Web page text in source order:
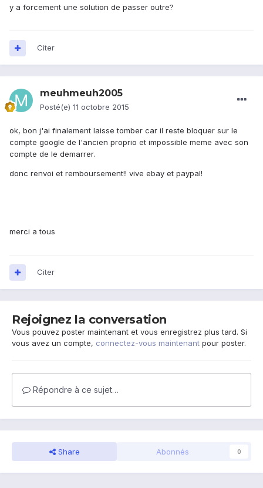
y a forcement une solution de passer outre?
Citer
meuhmeuh2005
Posté(e) 11 octobre 2015
ok, bon j'ai finalement laisse tomber car il reste bloquer sur le
compte google de l'ancien proprio et impossible meme avec son
compte de le demarrer.
donc renvoi et remboursement!! vive ebay et paypal!
merci a tous
Citer
Rejoignez la conversation
Vous pouvez poster maintenant et vous enregistrez plus tard. Si
vous avez un compte, connectez-vous maintenant pour poster.
Répondre à ce sujet…
Share Abonnés 0